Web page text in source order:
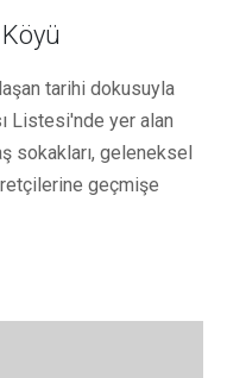
Köyü
tarihi dokusuyla
Listesi'nde yer alan
sokakları, geleneksel
geçmişe